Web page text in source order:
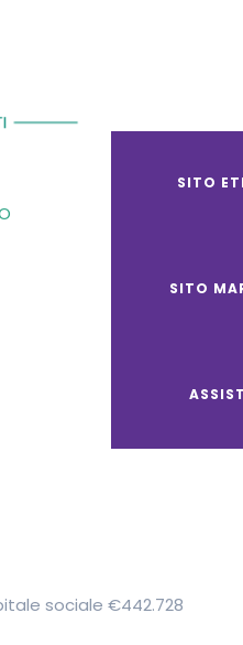
SITO
SITO
sociale €442.728